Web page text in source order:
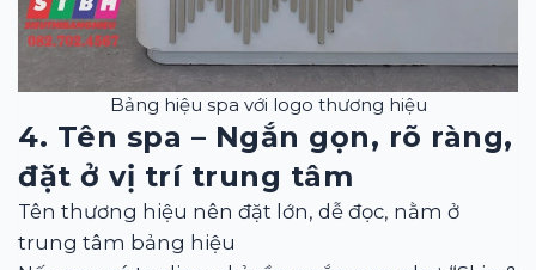
Bảng hiệu spa với logo thương hiệu
4. Tên spa – Ngắn gọn, rõ ràng,
đặt ở vị trí trung tâm
Tên thương hiệu nên đặt lớn, dễ đọc, nằm ở
trung tâm bảng hiệu